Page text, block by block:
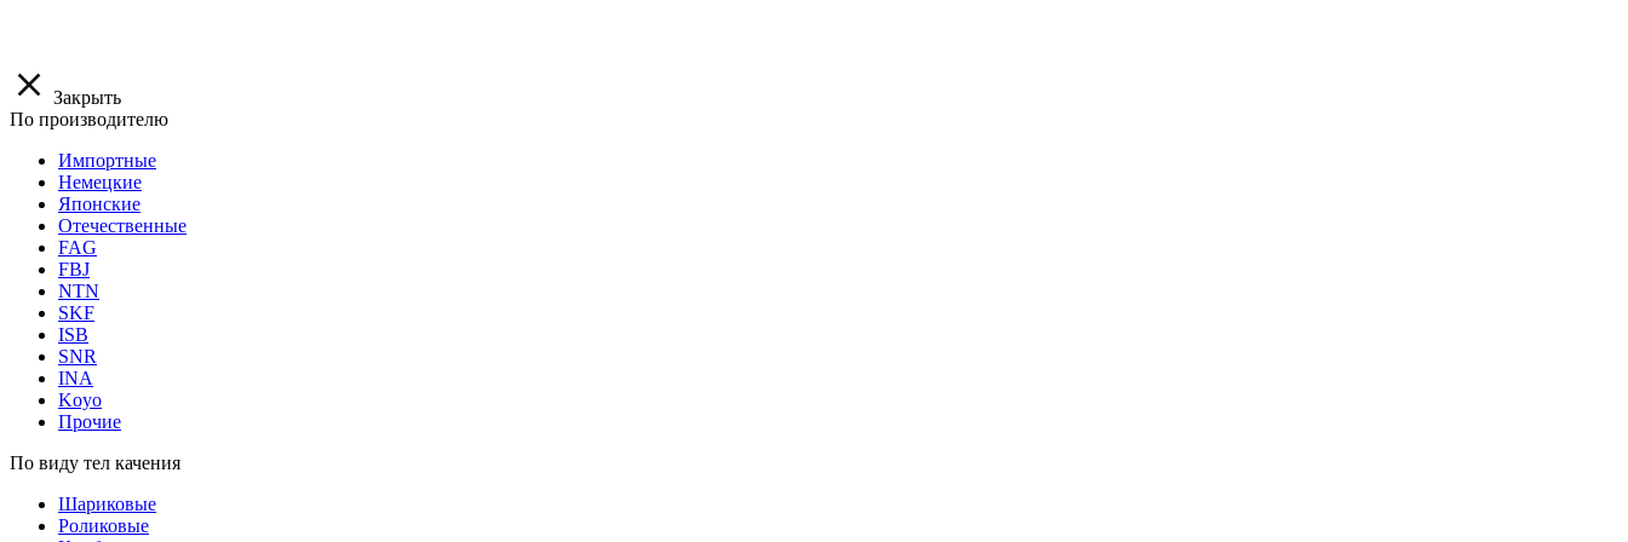
Закрыть
По производителю
Импортные
Немецкие
Японские
Отечественные
FAG
FBJ
NTN
SKF
ISB
SNR
INA
Koyo
Прочие
По виду тел качения
Шариковые
Роликовые